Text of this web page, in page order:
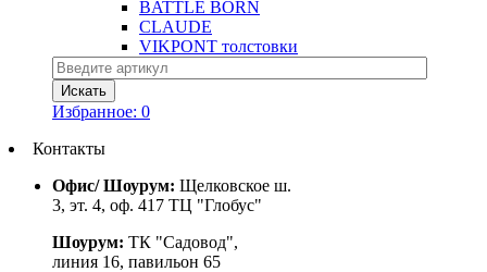
BATTLE BORN
CLAUDE
VIKPONT толстовки
Избранное: 0
Контакты
Офис/ Шоурум: Щелковское ш.
3, эт. 4, оф. 417 ТЦ "Глобус"
Шоурум: ТК "Садовод",
линия 16, павильон 65